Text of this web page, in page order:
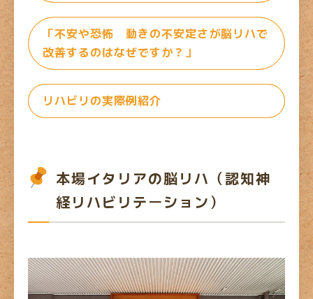
「不安や恐怖 動きの不安定さが脳リハで
改善するのはなぜですか？」
リハビリの実際例紹介
本場イタリアの脳リハ（認知神
経リハビリテーション）